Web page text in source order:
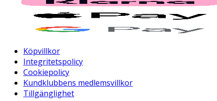
Köpvillkor
Integritetspolicy
Cookiepolicy
Kundklubbens medlemsvillkor
Tillgänglighet